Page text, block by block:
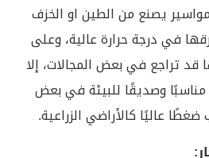
يصنع من الطين او الخزف
في درجة حرارة عالية، وعلى
قد تراجع في بعض المجالات، إلا
مناسبًا وصديقًا للبيئة في بعض
عاليًا كالأراضي الزراعية.